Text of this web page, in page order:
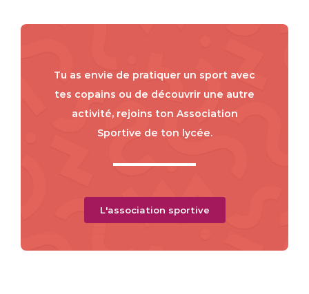
Tu as envie de pratiquer un sport avec
tes copains ou de découvrir une autre
activité, rejoins ton Association
Sportive de ton lycée.
L'association sportive